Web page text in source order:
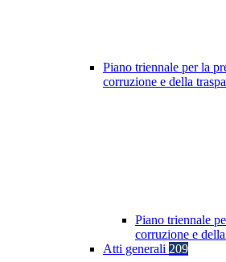
Piano triennale per la
corruzione e della
Piano triennale
corruzione e
Atti generali 209